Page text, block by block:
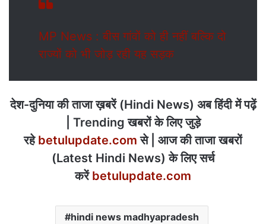
MP News : बीस गांवों को ही नहीं बल्कि दो
राज्यों को भी जोड़ रही यह सड़क
देश-दुनिया की ताजा ख़बरें (Hindi News) अब हिंदी में पढ़ें
| Trending खबरों के लिए जुड़े
रहे betulupdate.com से | आज की ताजा खबरों
(Latest Hindi News) के लिए सर्च
करें betulupdate.com
hindi news madhyapradesh